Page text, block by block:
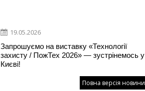
19.05.2026
Запрошуємо на виставку «Технології
захисту / ПожТех 2026» — зустрінемось у
Києві!
Повна версія новини